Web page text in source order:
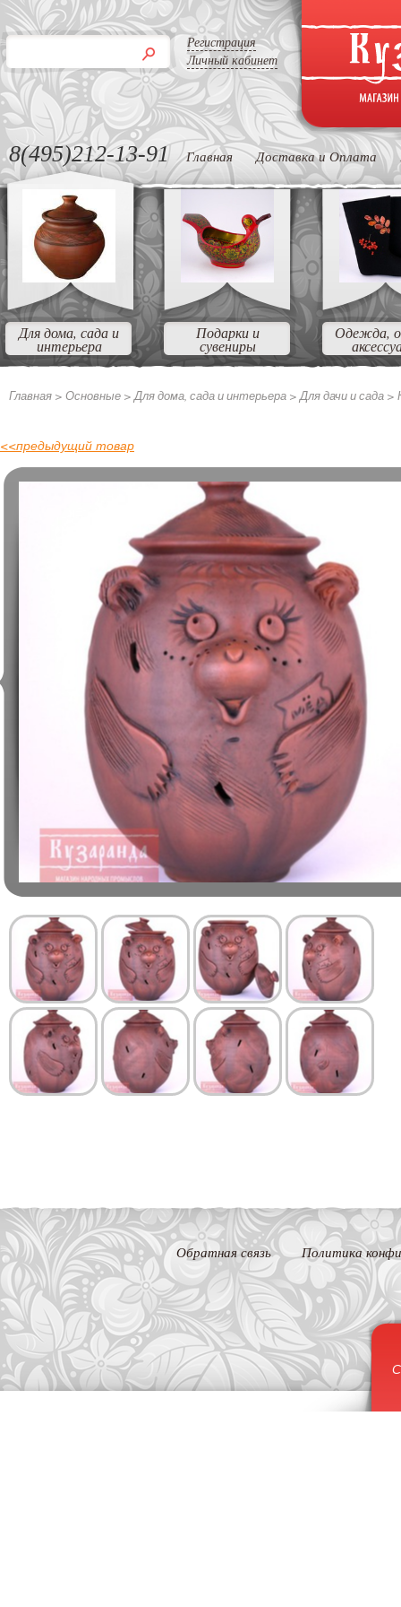
Регистрация
Личный кабинет
8(495)212-13-91 Главная Доставка и Оплата
Для дома, сада и
интерьера
Подарки и
сувениры
Одежда,
Главная > Основные >Для дома, сада и интерьера >Для дачи и сада >
<<предыдущий товар
Обратная связь Политика